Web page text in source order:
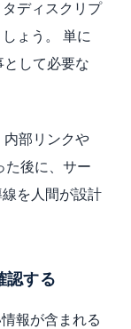
ディスクリプ
ょう。 単に
して必要な
内部リンクや
た後に、サー
を人間が設計
認する
報が含まれる